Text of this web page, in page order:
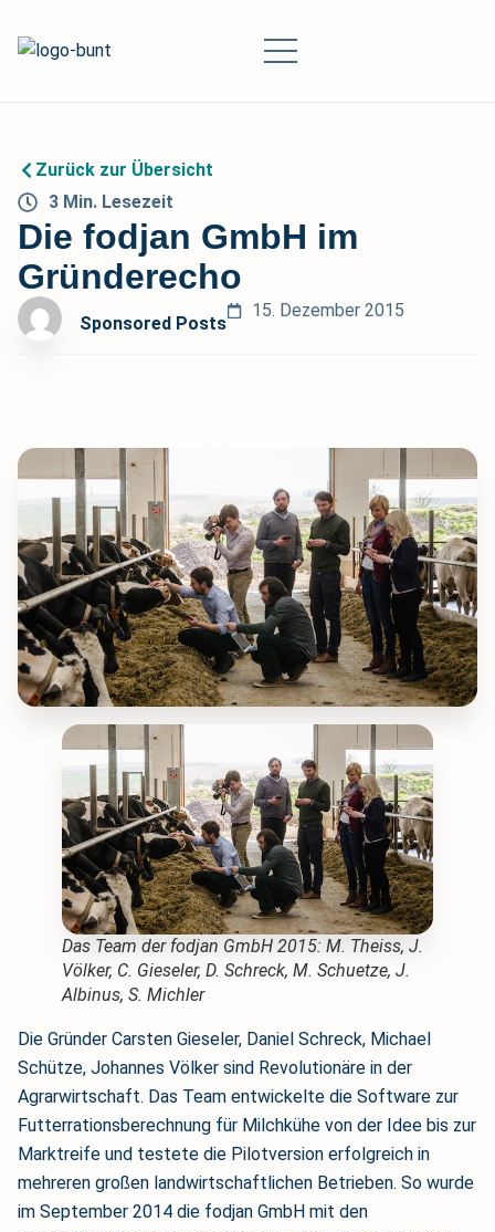
Zurück zur Übersicht
3 Min.Lesezeit
Die fodjan GmbH im
Gründerecho
Sponsored Posts
15. Dezember 2015
Das Team der fodjan GmbH 2015: M. Theiss, J.
Völker, C. Gieseler, D. Schreck, M. Schuetze, J.
Albinus, S. Michler
Die Gründer Carsten Gieseler, Daniel Schreck, Michael
Schütze, Johannes Völker sind Revolutionäre in der
Agrarwirtschaft. Das Team entwickelte die Software zur
Futterrationsberechnung für Milchkühe von der Idee bis zur
Marktreife und testete die Pilotversion erfolgreich in
mehreren großen landwirtschaftlichen Betrieben. So wurde
im September 2014 die fodjan GmbH mit den